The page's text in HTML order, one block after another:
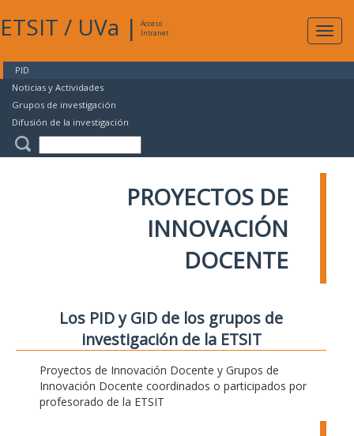
ETSIT / UVa |
Acceso
Intranet
PID
Noticias y Actividades
Grupos de investigación
Difusión de la investigación
PROYECTOS DE
INNOVACIÓN
DOCENTE
Los PID y GID de los grupos de
investigación de la ETSIT
Proyectos de Innovación Docente y Grupos de
Innovación Docente coordinados o participados por
profesorado de la ETSIT